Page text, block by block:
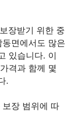
장받기 위한 중
면에서도 많은
있습니다. 이
격과 함께 몇
.
장 범위에 따